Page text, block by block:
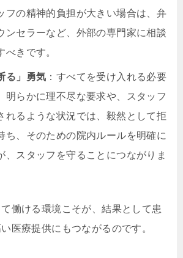
フの精神的負担が大きい場合は、弁
ンセラーなど、外部の専門家に相談
べきです。
る」勇気 ：すべてを受け入れる必要
明らかに理不尽な要求や、スタッフ
れるような状況では、毅然として拒
ち、そのための院内ルールを明確に
、スタッフを守ることにつながりま
働ける環境こそが、結果として患
医療提供にもつながるのです。